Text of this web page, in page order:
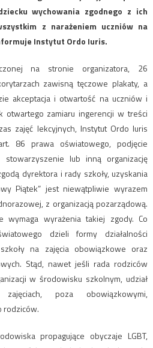
wychowania zgodnego z ich
z narażeniem uczniów na
Instytut Ordo Iuris.
na stronie organizatora, 26
zawisną tęczowe plakaty, a
akceptacja i otwartość na uczniów i
otwartego zamiaru ingerencji w treści
zajęć lekcyjnych, Instytut Ordo Iuris
86 prawa oświatowego, podjęcie
lub inną organizację
dyrektora i rady szkoły, uzyskania
Piątek” jest niewątpliwie wyrazem
z organizacją pozarządową.
wymaga wyrażenia takiej zgody. Co
dzieli formy działalności
na zajęcia obowiązkowe oraz
Stąd, nawet jeśli rada rodziców
w środowisku szkolnym, udział
poza obowiązkowymi,
rodziców.
propagujące obyczaje LGBT,